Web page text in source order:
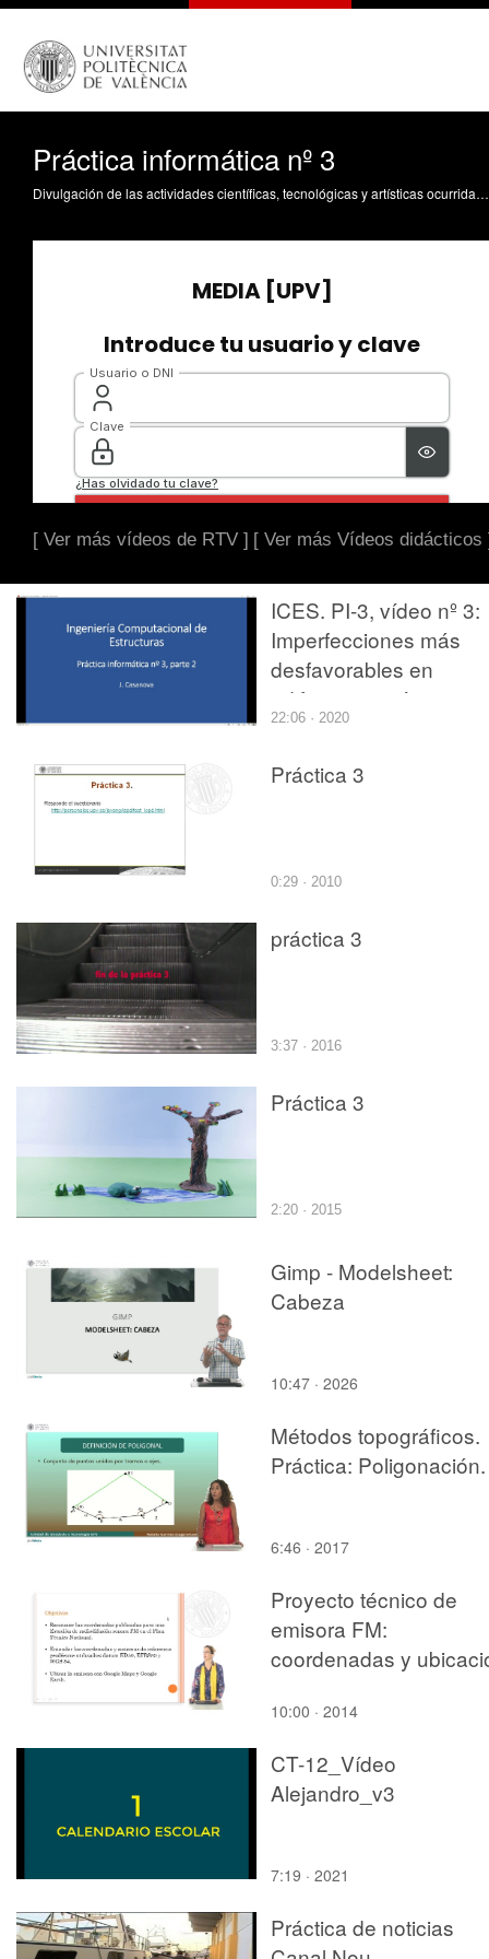
Práctica informática nº 3
Divulgación de las actividades científicas, tecnológicas y artísticas ocurridas en los tres campus de la UPV
[ Ver más vídeos de RTV ] [ Ver más Vídeos didácticos
ICES. PI-3, vídeo nº 3:
Imperfecciones más
desfavorables en
edificios asimétricos
22:06 · 2020
Práctica 3
0:29 · 2010
práctica 3
3:37 · 2016
Práctica 3
2:20 · 2015
Gimp - Modelsheet:
Cabeza
10:47 · 2026
Métodos topográficos.
Práctica: Poligonación.
6:46 · 2017
Proyecto técnico de
emisora FM:
coordenadas y
10:00 · 2014
CT-12_Vídeo
Alejandro_v3
7:19 · 2021
Práctica de noticias